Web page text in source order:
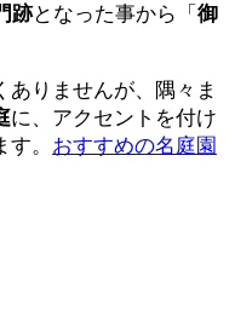
跡となった事から「 御
りませんが、隅々ま
に、アクセントを付け
。 おすすめの名庭園